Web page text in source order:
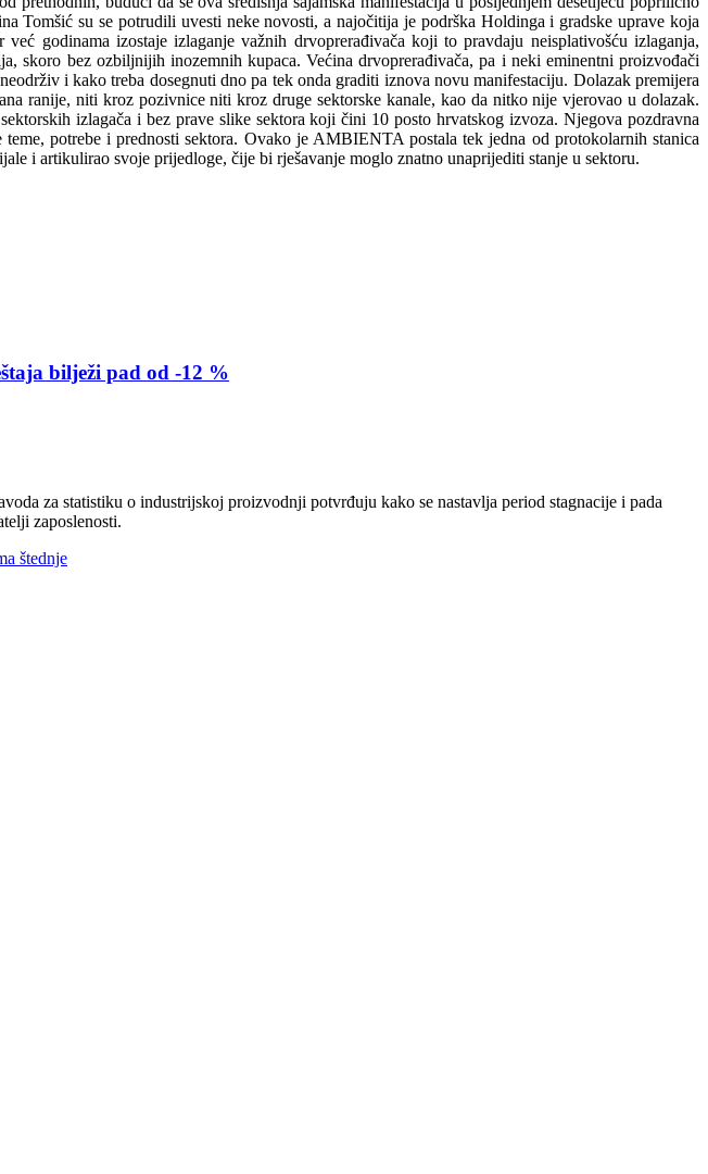
Tomšić su se potrudili uvesti neke novosti, a najočitija je podrška Holdinga i gradske uprave koja
godinama izostaje izlaganje važnih drvoprerađivača koji to pravdaju neisplativošću izlaganja,
bez ozbiljnijih inozemnih kupaca. Većina drvoprerađivača, pa i neki eminentni proizvođači
i kako treba dosegnuti dno pa tek onda graditi iznova novu manifestaciju. Dolazak premijera
ranije, niti kroz pozivnice niti kroz druge sektorske kanale, kao da nitko nije vjerovao u dolazak.
izlagača i bez prave slike sektora koji čini 10 posto hrvatskog izvoza. Njegova pozdravna
potrebe i prednosti sektora. Ovako je AMBIENTA postala tek jedna od protokolarnih stanica
i artikulirao svoje prijedloge, čije bi rješavanje moglo znatno unaprijediti stanje u sektoru.
bilježi pad od -12 %
za statistiku o industrijskoj proizvodnji potvrđuju kako se nastavlja period stagnacije i pada
zaposlenosti.
štednje